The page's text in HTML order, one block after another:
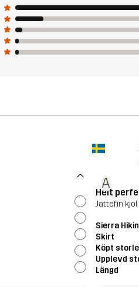
A
Helt
Jättefin
Sierra
Skirt
Köpt
Upplevd
Längd